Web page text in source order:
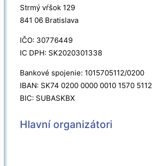
Strmý vŕšok 129
841 06 Bratislava
IČO: 30776449
IC DPH: SK2020301338
Bankové spojenie: 1015705112/0200
IBAN: SK74 0200 0000 0010 1570 5112
BIC: SUBASKBX
Hlavní organizátori